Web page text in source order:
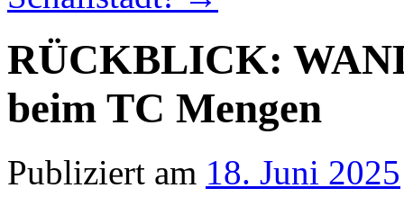
RÜCKBLICK:
beim TC Mengen
Publiziert am 18. Juni 2025